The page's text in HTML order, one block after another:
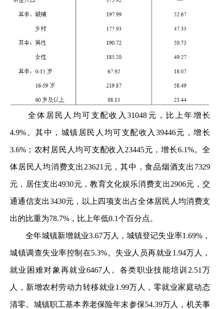
全体居民人均可支配收入31048元，比上年增长
4.9%。其中，城镇居民人均可支配收入39446元，增长
3.6%；农村居民人均可支配收入23445元，增长6.1%。全
体居民人均消费支出23621元，其中，食品烟酒支出7329
元，居住支出4930元，教育文化娱乐消费支出2906元，交
通通信支出3430元，以上四项支出占全体居民人均消费支
出的比重为78.7%，比上年低0.1个百分点。
全年城镇新增就业3.67万人，城镇登记失业率1.69%，
城镇调查失业率控制在5.3%。失业人员再就业1.94万人，
就业困难对象再就业6467人。各类职业技能培训2.51万
人，新增农村劳动力转移就业1.99万人，零就业家庭动态
清零。城镇职工基本养老保险年末参保54.39万人，机关事